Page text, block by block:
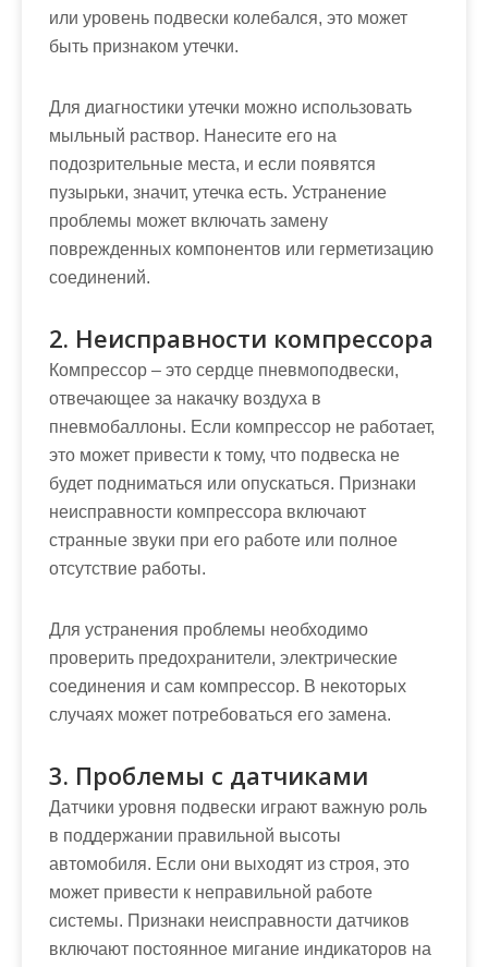
или уровень подвески колебался, это может
быть признаком утечки.
Для диагностики утечки можно использовать
мыльный раствор. Нанесите его на
подозрительные места, и если появятся
пузырьки, значит, утечка есть. Устранение
проблемы может включать замену
поврежденных компонентов или герметизацию
соединений.
2. Неисправности компрессора
Компрессор – это сердце пневмоподвески,
отвечающее за накачку воздуха в
пневмобаллоны. Если компрессор не работает,
это может привести к тому, что подвеска не
будет подниматься или опускаться. Признаки
неисправности компрессора включают
странные звуки при его работе или полное
отсутствие работы.
Для устранения проблемы необходимо
проверить предохранители, электрические
соединения и сам компрессор. В некоторых
случаях может потребоваться его замена.
3. Проблемы с датчиками
Датчики уровня подвески играют важную роль
в поддержании правильной высоты
автомобиля. Если они выходят из строя, это
может привести к неправильной работе
системы. Признаки неисправности датчиков
включают постоянное мигание индикаторов на